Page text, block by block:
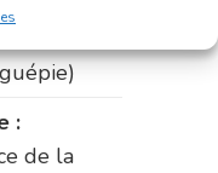
:
de la